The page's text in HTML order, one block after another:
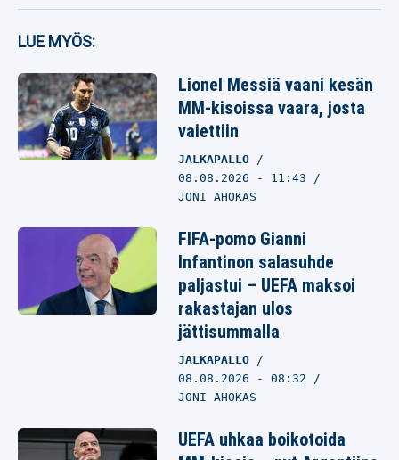
LUE MYÖS:
Lionel Messiä vaani kesän
MM-kisoissa vaara, josta
vaiettiin
JALKAPALLO
08.08.2026 - 11:43
JONI AHOKAS
FIFA-pomo Gianni
Infantinon salasuhde
paljastui – UEFA maksoi
rakastajan ulos
jättisummalla
JALKAPALLO
08.08.2026 - 08:32
JONI AHOKAS
UEFA uhkaa boikotoida